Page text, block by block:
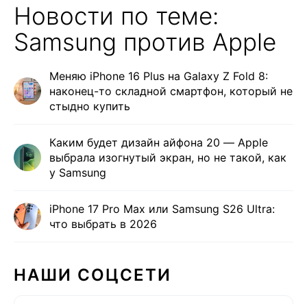
Новости по теме:
Samsung против Apple
Меняю iPhone 16 Plus на Galaxy Z Fold 8:
наконец-то складной смартфон, который не
стыдно купить
Каким будет дизайн айфона 20 — Apple
выбрала изогнутый экран, но не такой, как
у Samsung
iPhone 17 Pro Max или Samsung S26 Ultra:
что выбрать в 2026
НАШИ СОЦСЕТИ